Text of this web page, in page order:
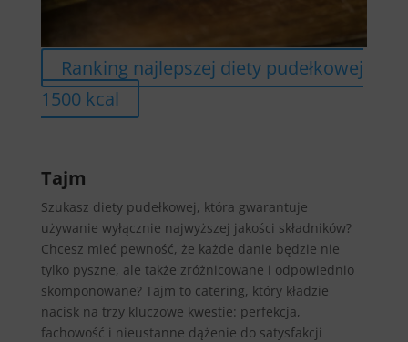
Ranking najlepszej diety pudełkowej
1500 kcal
Tajm
Szukasz diety pudełkowej, która gwarantuje
używanie wyłącznie najwyższej jakości składników?
Chcesz mieć pewność, że każde danie będzie nie
tylko pyszne, ale także zróżnicowane i odpowiednio
skomponowane? Tajm to catering, który kładzie
nacisk na trzy kluczowe kwestie: perfekcja,
fachowość i nieustanne dążenie do satysfakcji